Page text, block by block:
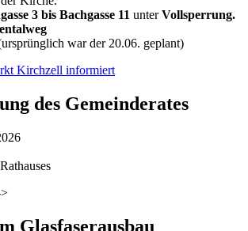
3 bis Bachgasse 11 unterVollsperrung.
war der 20.06. geplant)
Kirchzell informiert
des Gemeinderates
Glasfaserausbau